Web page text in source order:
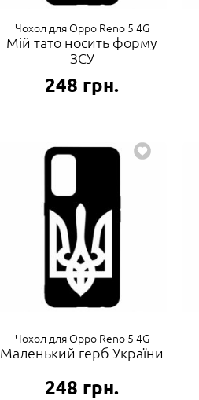
Чохол для Oppo Reno 5 4G
Мій тато носить форму
ЗСУ
248 грн.
Чохол для Oppo Reno 5 4G
Маленький герб України
248 грн.